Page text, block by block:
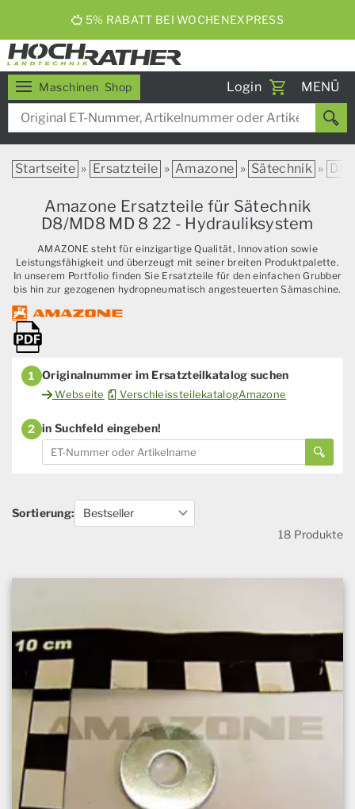
ERNTEBIER 2026
Maschinen Shop Login
Toggle
MENÜ
Startseite » Ersatzteile » Amazone » Sätechnik »
Amazone Ersatzteile für Sätechnik
D8/MD8 MD 8 22 - Hydrauliksystem
AMAZONE steht für einzigartige Qualität, Innovation sowie
Leistungsfähigkeit und überzeugt mit seiner breiten Produktpalette.
In unserem Portfolio finden Sie Ersatzteile für den einfachen Grubber
bis hin zur gezogenen hydropneumatisch angesteuerten Sämaschine.
1 Originalnummer im Ersatzteilkatalog suchen
Webseite VerschleissteilekatalogAmazone
2 in Suchfeld eingeben!
Sortierung:
18 Produkte